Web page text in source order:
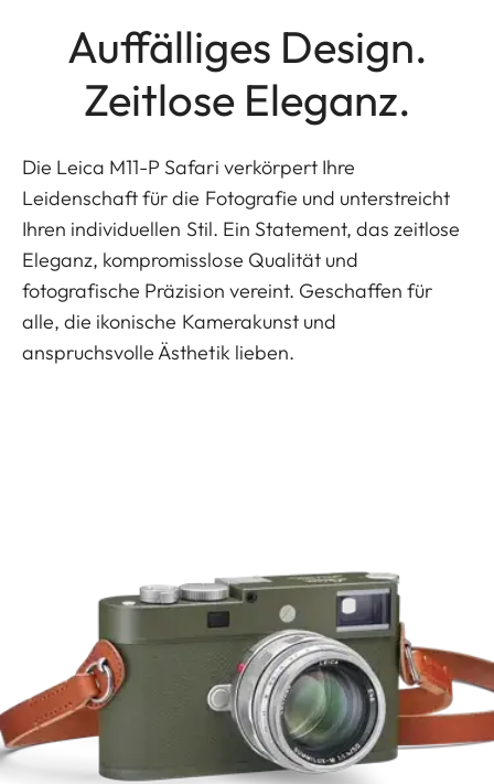
Auffälliges Design.
Zeitlose Eleganz.
Die Leica M11-P Safari verkörpert Ihre
Leidenschaft für die Fotografie und unterstreicht
Ihren individuellen Stil. Ein Statement, das zeitlose
Eleganz, kompromisslose Qualität und
fotografische Präzision vereint. Geschaffen für
alle, die ikonische Kamerakunst und
anspruchsvolle Ästhetik lieben.